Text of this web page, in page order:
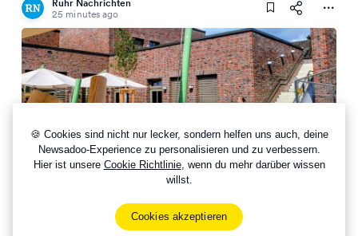
🍪 Cookies sind nicht nur lecker, sondern helfen uns auch, deine
Newsadoo-Experience zu personalisieren und zu verbessern.
Hier ist unsere Cookie Richtlinie, wenn du mehr darüber wissen
willst.
Cookies akzeptieren
Ruhr Nachrichten
25 minutes ago
5 Other Sources On This Topic
Neubauten und Sanierungen: Viel Bewegung in den